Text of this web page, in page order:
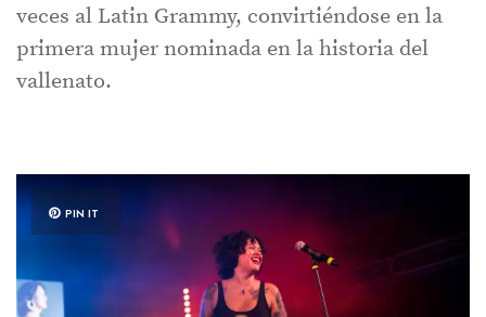
veces al Latin Grammy, convirtiéndose en la
primera mujer nominada en la historia del
vallenato.
PIN IT